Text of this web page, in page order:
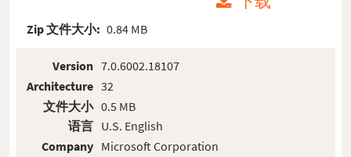
Zip 文件大小: 0.84 MB
Version
Architecture
文件大小
语言
Company
7.0.6002.18107
32
0.5 MB
U.S. English
Microsoft Corporation